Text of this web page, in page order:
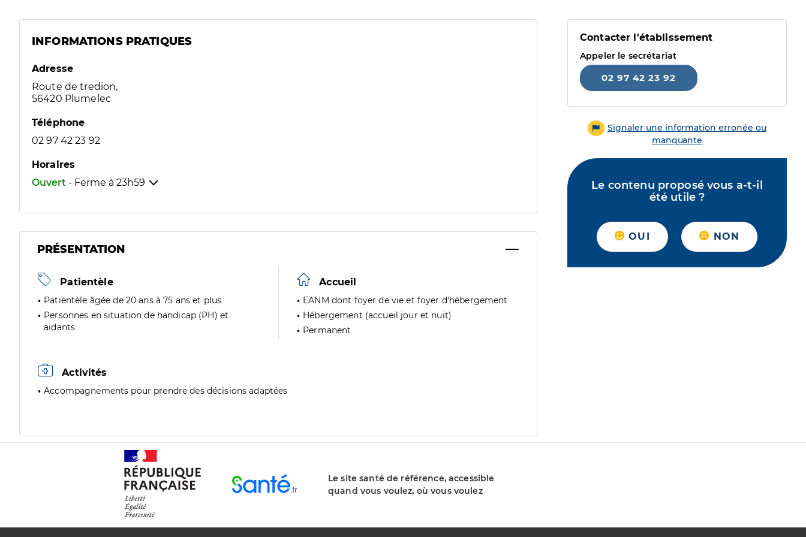
INFORMATIONS PRATIQUES
Adresse
Route de tredion,
56420 Plumelec
Téléphone
02 97 42 23 92
Horaires
Ouvert - Ferme à 23h59
PRÉSENTATION
Patientèle
Patientèle âgée de 20 ans à 75 ans et plus
Personnes en situation de handicap (PH) et
aidants
Accueil
EANM dont foyer de vie et foyer d'hébergement
Hébergement (accueil jour et nuit)
Permanent
Activités
Accompagnements pour prendre des décisions adaptées
Contacter l'établissement
Appeler le secrétariat
02 97 42 23 92
Signaler une information erronée ou
manquante
Le contenu proposé vous a-t-il
été utile ?
OUI NON
Le site santé de référence, accessible
quand vous voulez, où vous voulez